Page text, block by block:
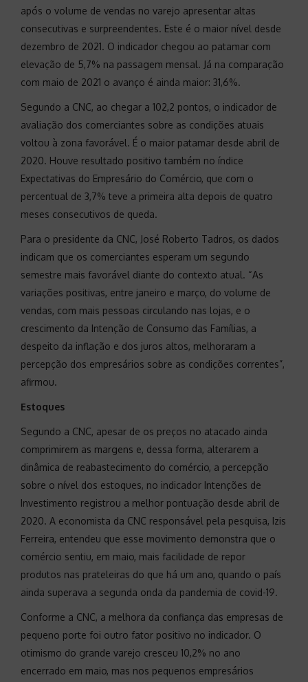
após o volume de vendas no varejo apresentar altas
consecutivas e surpreendentes. Este é o maior nível desde
dezembro de 2021. O indicador chegou ao patamar com
elevação de 5,7% na passagem mensal. Já na comparação
com maio de 2021 o avanço é ainda maior: 31,6%.
Segundo a CNC, ao chegar a 102,2 pontos, o indicador de
avaliação dos comerciantes sobre as condições atuais
voltou à zona favorável. É o maior patamar desde abril de
2020. Houve resultado positivo também no índice
Expectativas do Empresário do Comércio, que com o
percentual de 3,7% teve a primeira alta depois de quatro
meses consecutivos de queda.
Para o presidente da CNC, José Roberto Tadros, os dados
indicam que os comerciantes esperam um segundo
semestre mais favorável diante do contexto atual. “As
variações positivas, entre janeiro e março, do volume de
vendas, com mais pessoas circulando nas lojas, e o
crescimento da Intenção de Consumo das Famílias, a
despeito da inflação e dos juros altos, melhoraram a
percepção dos empresários sobre as condições correntes”,
afirmou.
Estoques
Segundo a CNC, apesar de os preços no atacado ainda
comprimirem as margens e, dessa forma, alterarem a
dinâmica de reabastecimento do comércio, a percepção
sobre o nível dos estoques, no indicador Intenções de
Investimento registrou a melhor pontuação desde abril de
2020. A economista da CNC responsável pela pesquisa, Izis
Ferreira, entendeu que esse movimento demonstra que o
comércio sentiu, em maio, mais facilidade de repor
produtos nas prateleiras do que há um ano, quando o país
ainda superava a segunda onda da pandemia de covid-19.
Conforme a CNC, a melhora da confiança das empresas de
pequeno porte foi outro fator positivo no indicador. O
otimismo do grande varejo cresceu 10,2% no ano
encerrado em maio, mas nos pequenos empresários